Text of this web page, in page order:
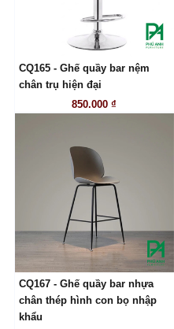
LIÊN HỆ
CQ165 - Ghế quầy bar nệm
chân trụ hiện đại
850.000 ₫
LIÊN HỆ
CQ167 - Ghế quầy bar nhựa
chân thép hình con bọ nhập
khẩu